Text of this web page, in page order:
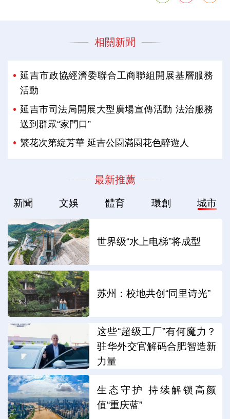
相關新聞
延吉市政協經濟委聯合工商聯組開展基層服務
活動
延吉市司法局開展大型廣場宣傳活動 法治服務
送到群眾“家門口”
繁花次第綻芳華 延吉公園滿園花色醉遊人
最新推薦
新聞 文娛 體育 環創 城市
世界级“水上电梯”将成型
苏州：校地共创“同里诗光”
这些“超级工厂”有何魔力？
驻华外交官解码合肥智造新
力量
生态守护 持续解锁高颜
值“重庆蓝”